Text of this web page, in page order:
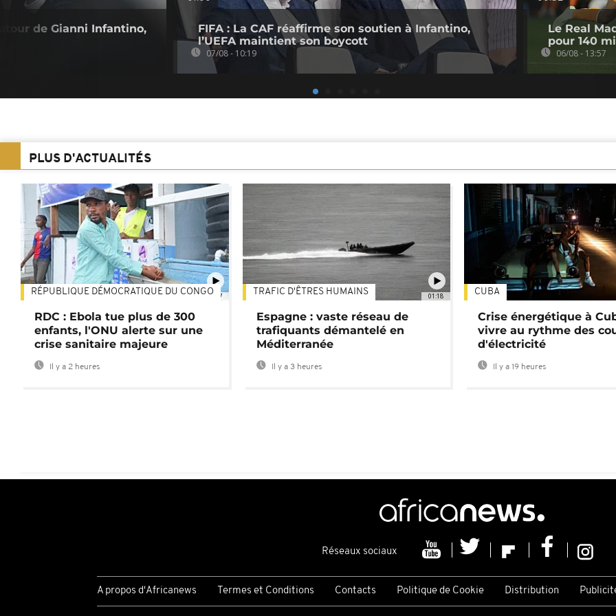
de Gianni Infantino,
FIFA : La CAF réaffirme son soutien à Infantino,
l’UEFA maintient son boycott
07/08 - 10:19
Le Real
pour 140
06/08 - 13:57
PLUS D'ACTUALITÉS
01:47
RÉPUBLIQUE DÉMOCRATIQUE DU CONGO
RDC : Ebola tue plus de 300
enfants, l'ONU alerte sur une
crise sanitaire majeure
Il y a 2 heures
01:18
TRAFIC D'ÊTRES HUMAINS
Espagne : vaste réseau de
trafiquants démantelé en
Méditerranée
Il y a 3 heures
CUBA
Crise énergétique à
vivre au rythme des
d'électricité
Il y a 19 heures
Réseaux sociaux
A propos d'Africanews Termes et Conditions Contacts Politique de Cookie Distribution